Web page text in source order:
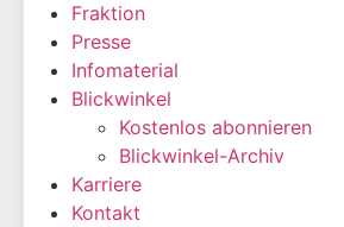
Fraktion
Presse
Infomaterial
Blickwinkel
Kostenlos abonnieren
Blickwinkel-Archiv
Karriere
Kontakt